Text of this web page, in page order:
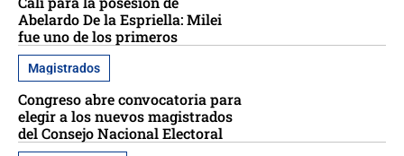
Abelardo De la Espriella: Milei
fue uno de los primeros
Magistrados
Congreso abre convocatoria para
elegir a los nuevos magistrados
del Consejo Nacional Electoral